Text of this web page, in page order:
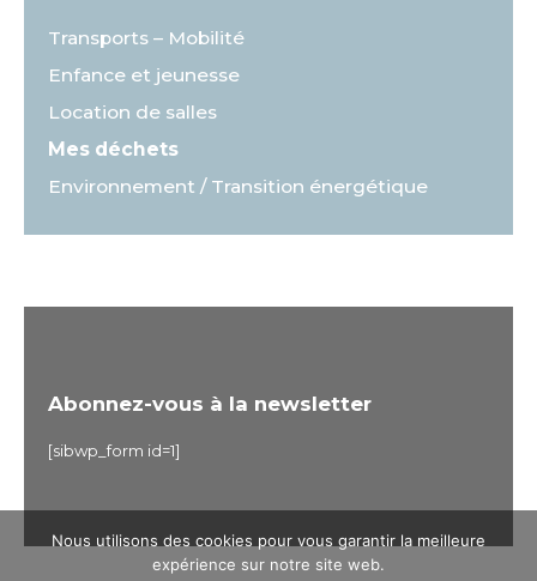
Transports – Mobilité
Enfance et jeunesse
Location de salles
Mes déchets
Environnement / Transition énergétique
Abonnez-vous à la newsletter
[sibwp_form id=1]
Nous utilisons des cookies pour vous garantir la meilleure
expérience sur notre site web.